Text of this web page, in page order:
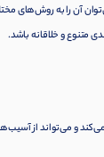
آن را به روش‌های
متنوع و خلاقانه باشد.
و می‌تواند از